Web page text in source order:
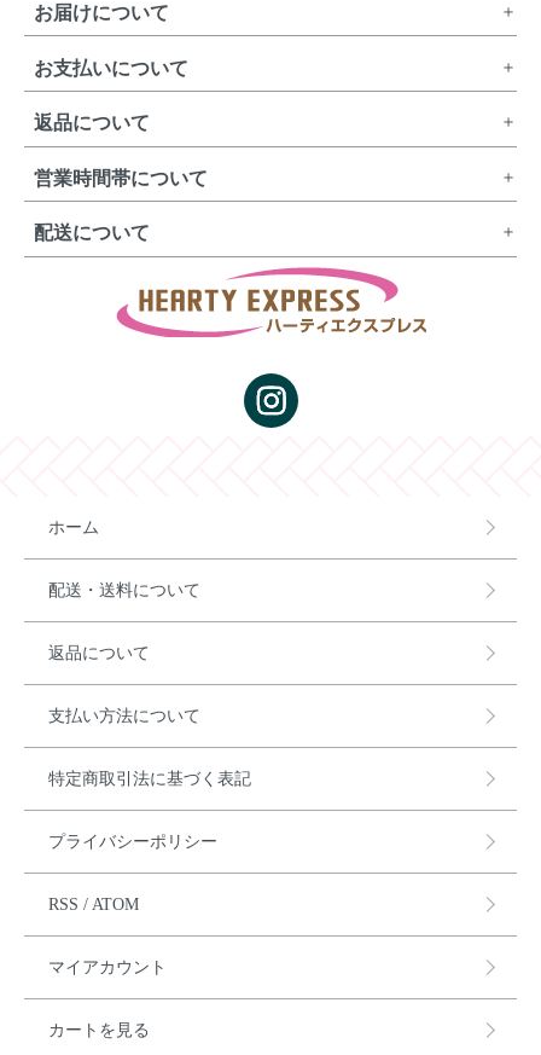
お届けについて
お支払いについて
返品について
営業時間帯について
配送について
ホーム
配送・送料について
返品について
支払い方法について
特定商取引法に基づく表記
プライバシーポリシー
RSS / ATOM
マイアカウント
カートを見る